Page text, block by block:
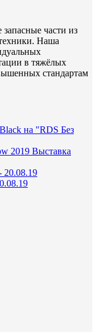
части из
Наша
в тяжёлых
стандартам
на "RDS Без
Выставка